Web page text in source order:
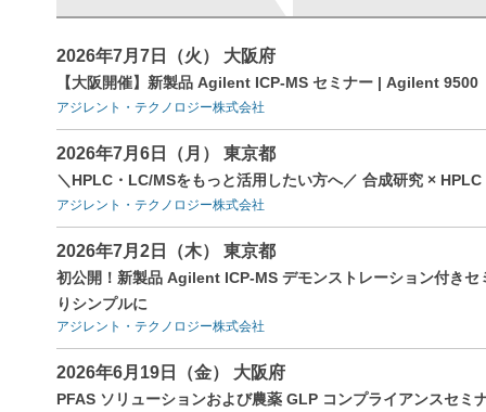
2026年7月7日（火） 大阪府
【大阪開催】新製品 Agilent ICP-MS セミナー | Agilent
アジレント・テクノロジー株式会社
2026年7月6日（月） 東京都
＼HPLC・LC/MSをもっと活用したい方へ／ 合成研究 ×
アジレント・テクノロジー株式会社
2026年7月2日（木） 東京都
初公開！新製品 Agilent ICP-MS デモンストレーション付き
りシンプルに
アジレント・テクノロジー株式会社
2026年6月19日（金） 大阪府
PFAS ソリューションおよび農薬 GLP コンプライアンス